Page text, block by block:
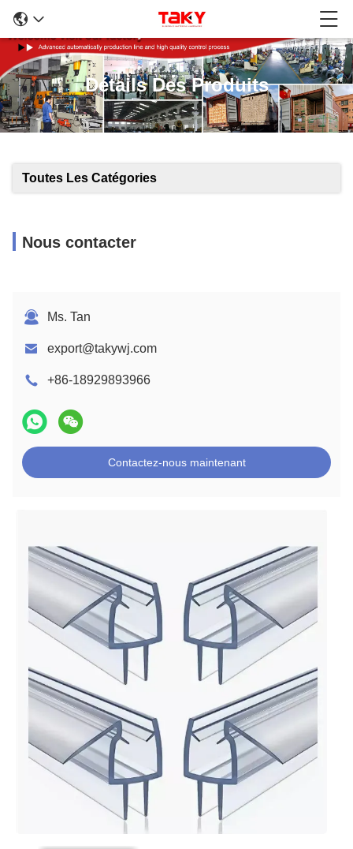
Détails Des Produits
Toutes Les Catégories
Nous contacter
Ms. Tan
export@takywj.com
+86-18929893966
Contactez-nous maintenant